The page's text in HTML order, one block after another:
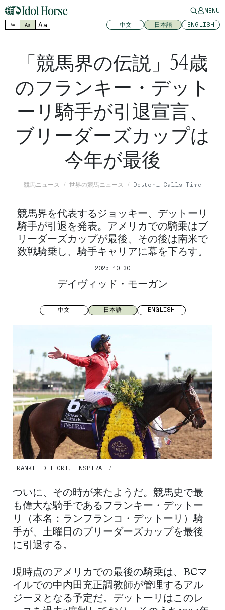
MENU
Aa Aa Aa 中文 日本語 ENGLISH
「競馬界の伝説」54歳
のフランキー・デット
ーリ騎手が引退宣言、
ブリーダーズカップは
今年が最後
競馬ニュース 世界の競馬ニュース Dettori Calls Time
競馬界を代表するジョッキー、デットーリ
騎手が引退を発表。アメリカでの騎乗はブ
リーダーズカップが最後、その後は南米で
数戦騎乗し、騎手キャリアに幕を下ろす。
2025 10 30
デイヴィッド・モーガン
中文 日本語 ENGLISH
FRANKIE DETTORI, INSPIRAL /
ついに、その時が来たようだ。競馬史で最
も偉大な騎手であるフランキー・デットー
リ（本名：ランフランコ・デットーリ）騎
手が、土曜日のブリーダーズカップを最後
に引退する。
現時点のアメリカでの最後の騎乗は、BCマ
イルでの中内田充正調教師が管理するアル
ジーヌとなる予定だ。デットーリはこのレ